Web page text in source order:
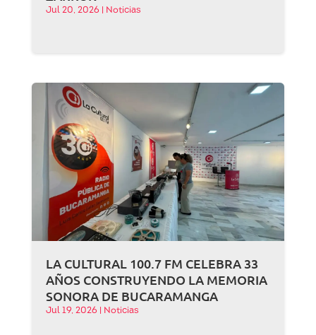
Jul 20, 2026 Noticias
LA CULTURAL 100.7 FM CELEBRA 33
AÑOS CONSTRUYENDO LA MEMORIA
SONORA DE BUCARAMANGA
Jul 19, 2026 Noticias